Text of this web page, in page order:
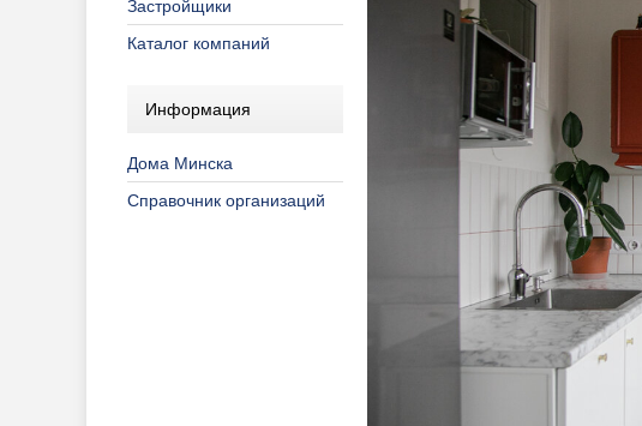
Застройщики
Каталог компаний
Информация
Дома Минска
Справочник организаций